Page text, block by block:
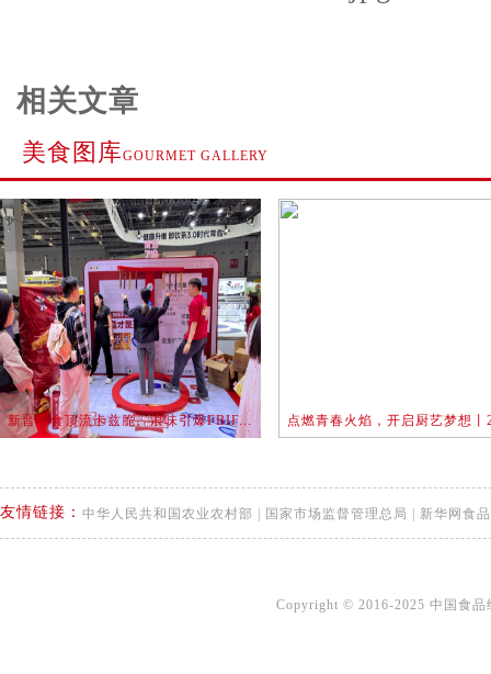
相关文章
美食图库GOURMET GALLERY
新晋零食顶流卡兹脆、浪味引爆FBIF... 点燃青春火焰，开启厨艺梦想丨
友情链接： 中华人民共和国农业农村部 国家市场监督管理总局 新华网食品
Copyright © 2016-2025 中国食